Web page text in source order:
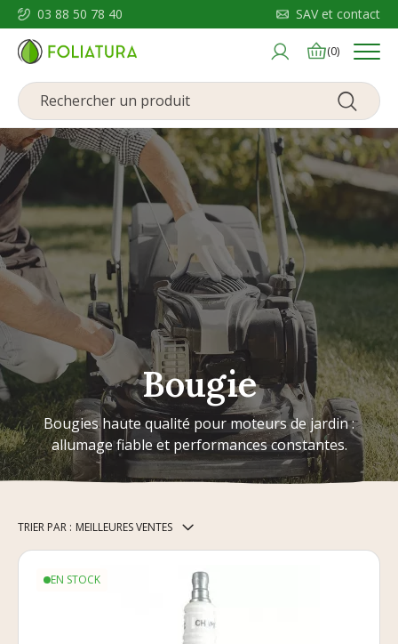
03 88 50 78 40 SAV et contact
(0) Menu
Bougie
Bougies haute qualité pour moteurs de jardin :
allumage fiable et performances constantes.
TRIER PAR : MEILLEURES VENTES
EN STOCK